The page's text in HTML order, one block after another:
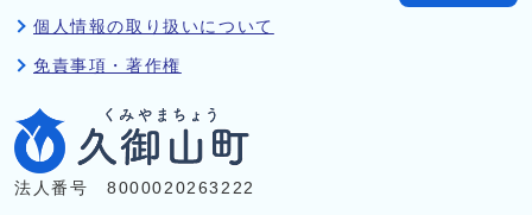
個人情報の取り扱いについて
免責事項・著作権
法人番号 8000020263222